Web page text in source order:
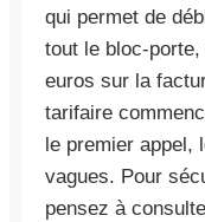
qui permet de
tout le bloc-
euros sur la
tarifaire
le premier appel,
vagues. Pour
pensez à